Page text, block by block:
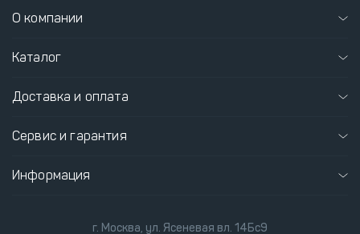
О компании
Каталог
Доставка и оплата
Сервис и гарантия
Информация
г. Москва, ул. Ясеневая вл. 14Бс9